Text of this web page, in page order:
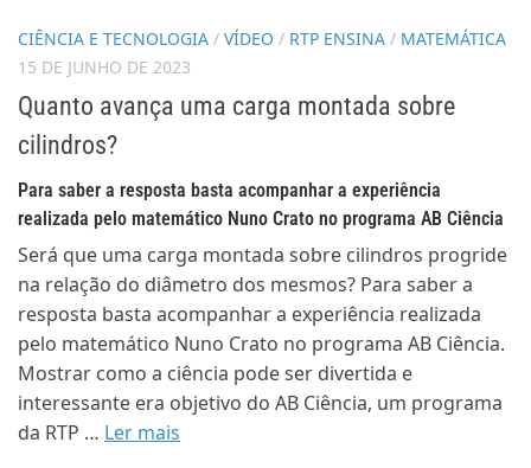
CIÊNCIA E TECNOLOGIA / VÍDEO / RTP ENSINA / MATEMÁTICA
15 DE JUNHO DE 2023
Quanto avança uma carga montada sobre
cilindros?
Para saber a resposta basta acompanhar a experiência
realizada pelo matemático Nuno Crato no programa AB Ciência
Será que uma carga montada sobre cilindros progride
na relação do diâmetro dos mesmos? Para saber a
resposta basta acompanhar a experiência realizada
pelo matemático Nuno Crato no programa AB Ciência.
Mostrar como a ciência pode ser divertida e
interessante era objetivo do AB Ciência, um programa
da RTP … Ler mais